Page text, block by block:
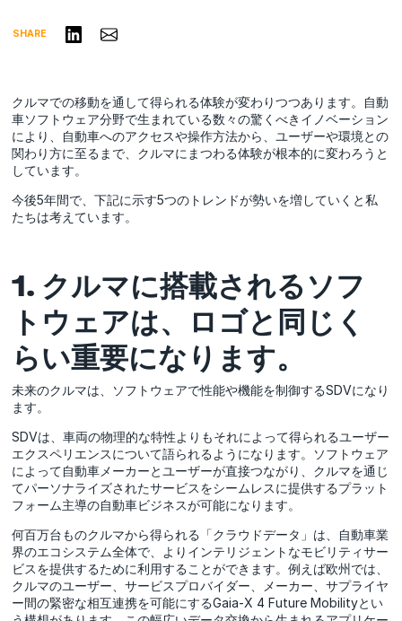
SHARE リンクトインで共有する
Share via Email
クルマでの移動を通して得られる体験が変わりつつあります。自動
車ソフトウェア分野で生まれている数々の驚くべきイノベーション
により、自動車へのアクセスや操作方法から、ユーザーや環境との
関わり方に至るまで、クルマにまつわる体験が根本的に変わろうと
しています。
今後5年間で、下記に示す5つのトレンドが勢いを増していくと私
たちは考えています。
1. クルマに搭載されるソフ
トウェアは、ロゴと同じく
らい重要になります。
未来のクルマは、ソフトウェアで性能や機能を制御するSDVになり
ます。
SDVは、車両の物理的な特性よりもそれによって得られるユーザー
エクスペリエンスについて語られるようになります。ソフトウェア
によって自動車メーカーとユーザーが直接つながり、クルマを通じ
てパーソナライズされたサービスをシームレスに提供するプラット
フォーム主導の自動車ビジネスが可能になります。
何百万台ものクルマから得られる「クラウドデータ」は、自動車業
界のエコシステム全体で、よりインテリジェントなモビリティサー
ビスを提供するために利用することができます。例えば欧州では、
クルマのユーザー、サービスプロバイダー、メーカー、サプライヤ
ー間の緊密な相互連携を可能にするGaia-X 4 Future Mobilityとい